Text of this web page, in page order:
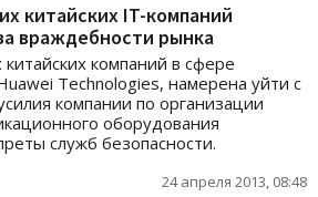
китайских IT-компаний
враждебности рынка
компаний в сфере
Technologies, намерена уйти с
компании по организации
оборудования
служб безопасности.
24 апреля 2013, 08:48